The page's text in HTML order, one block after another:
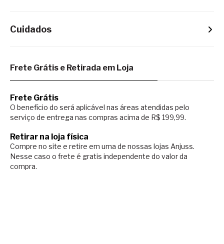
Cuidados
Frete Grátis e Retirada em Loja
Frete Grátis
O benefício do será aplicável nas áreas atendidas pelo
serviço de entrega nas compras acima de R$ 199,99.
Retirar na loja física
Compre no site e retire em uma de nossas lojas Anjuss.
Nesse caso o frete é gratis independente do valor da
compra.